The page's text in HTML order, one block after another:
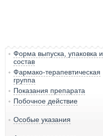
Форма выпуска, упаковка и
состав
Фармако-терапевтическая
группа
Показания препарата
Побочное действие
Особые указания